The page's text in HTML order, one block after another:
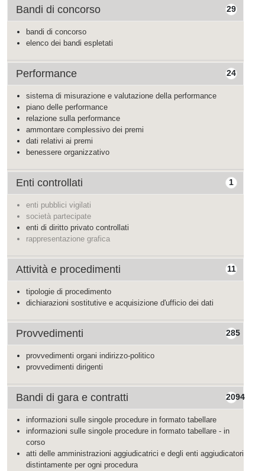
29
Bandi di concorso
bandi di concorso
elenco dei bandi espletati
24
Performance
sistema di misurazione e valutazione della performance
piano delle performance
relazione sulla performance
ammontare complessivo dei premi
dati relativi ai premi
benessere organizzativo
1
Enti controllati
enti pubblici vigilati
società partecipate
enti di diritto privato controllati
rappresentazione grafica
11
Attività e procedimenti
tipologie di procedimento
dichiarazioni sostitutive e acquisizione d'ufficio dei dati
285
Provvedimenti
provvedimenti organi indirizzo-politico
provvedimenti dirigenti
2094
Bandi di gara e contratti
informazioni sulle singole procedure in formato tabellare
informazioni sulle singole procedure in formato tabellare - in
corso
atti delle amministrazioni aggiudicatrici e degli enti aggiudicatori
distintamente per ogni procedura